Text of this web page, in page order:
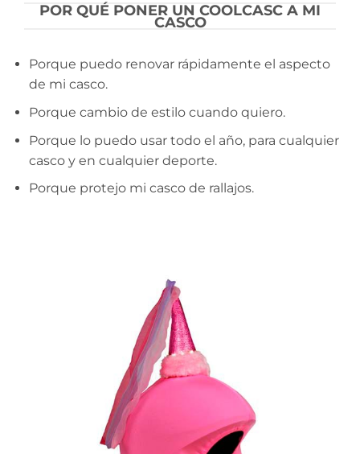
POR QUÉ PONER UN COOLCASC A MI
CASCO
Porque puedo renovar rápidamente el aspecto
de mi casco.
Porque cambio de estilo cuando quiero.
Porque lo puedo usar todo el año, para cualquier
casco y en cualquier deporte.
Porque protejo mi casco de rallajos.